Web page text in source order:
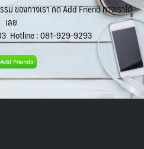
ม ของทางเรา กด Add Friend ทางเราได้
เลย
Hotline :081-929-9293